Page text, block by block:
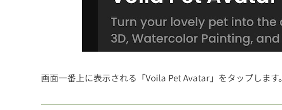
画面一番上に表示される 「Voila Pet Avatar」をタップします。